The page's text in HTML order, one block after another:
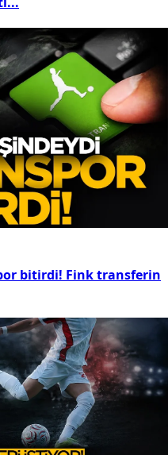
bitirdi! Fink transferin